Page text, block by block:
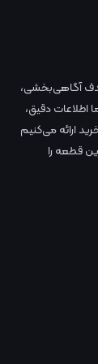
آگاهی‌بخشی،
دقیق،
ارائه می‌کنیم
قطعه را